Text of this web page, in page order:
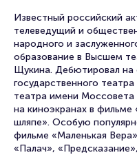
Известный российский
телеведущий и
народного и
образование в Высшем
Щукина. Дебютировал на
государственного
театра имени Моссовета
на киноэкранах в
шляпе». Особую
фильме «Маленькая
«Палач»,